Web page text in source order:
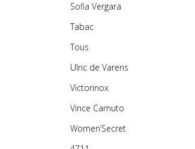
Sofia Vergara
Tabac
Tous
Ulric de Varens
Victorinox
Vince Camuto
Women’Secret